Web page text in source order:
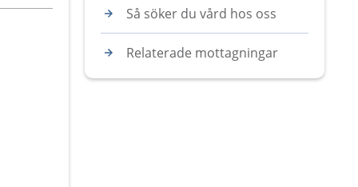
Så söker du vård hos oss
Relaterade mottagningar